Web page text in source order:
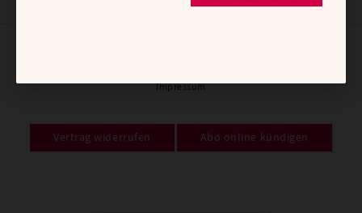
Impressum
Vertrag widerrufen Abo online kündigen